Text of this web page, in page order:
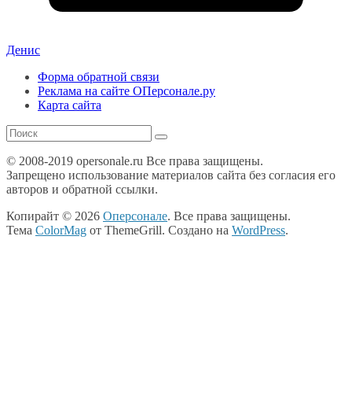
Денис
Форма обратной связи
Реклама на сайте ОПерсонале.ру
Карта сайта
© 2008-2019 opersonale.ru Все права защищены.
Запрещено использование материалов сайта без согласия его
авторов и обратной ссылки.
Копирайт © 2026 Оперсонале. Все права защищены.
Тема ColorMag от ThemeGrill. Создано на WordPress.